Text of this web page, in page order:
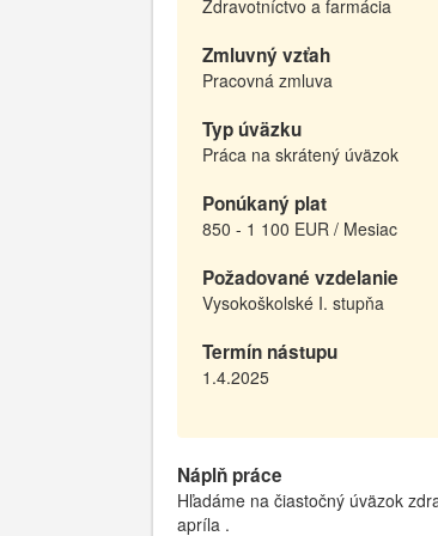
Zdravotníctvo a farmácia
Zmluvný vzťah
Pracovná zmluva
Typ úväzku
Práca na skrátený úväzok
Ponúkaný plat
850 - 1 100 EUR / Mesiac
Požadované vzdelanie
Vysokoškolské I. stupňa
Termín nástupu
1.4.2025
Náplň práce
Hľadáme na čiastočný úväzok
apríla .